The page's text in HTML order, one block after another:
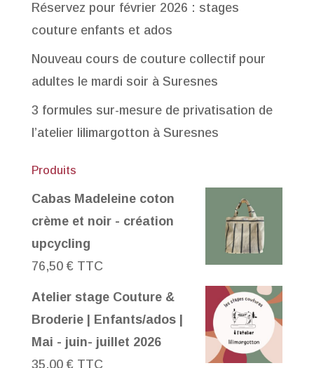
Réservez pour février 2026 : stages
couture enfants et ados
Nouveau cours de couture collectif pour
adultes le mardi soir à Suresnes
3 formules sur-mesure de privatisation de
l’atelier lilimargotton à Suresnes
Produits
Cabas Madeleine coton
crème et noir - création
upcycling
76,50 € TTC
Atelier stage Couture &
Broderie | Enfants/ados |
Mai - juin- juillet 2026
35,00 € TTC